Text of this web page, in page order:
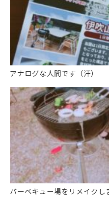
アナログな人間です（汗）
バーベキュー場をリメイクし